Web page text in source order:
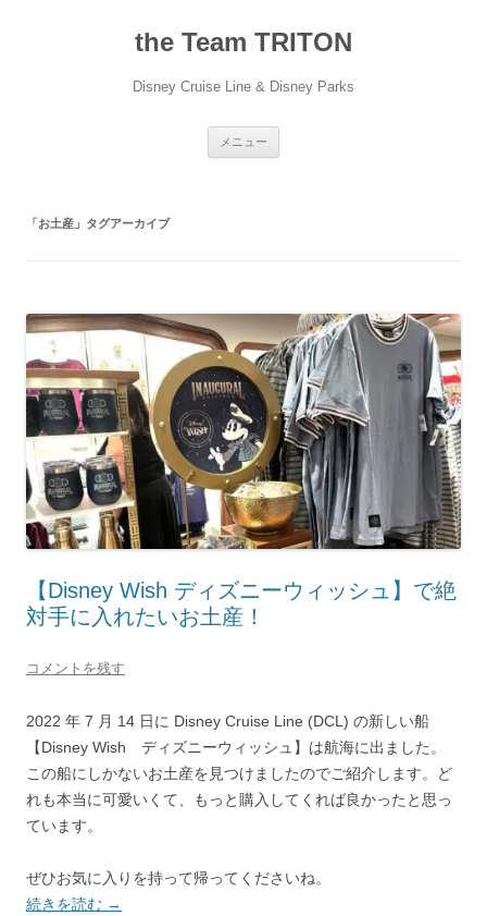
the Team TRITON
Disney Cruise Line & Disney Parks
メニュー
「お土産 」タグアーカイブ
【Disney Wish ディズニーウィッシュ】で絶
対手に入れたいお土産！
コメントを残す
2022 年 7 月 14 日に Disney Cruise Line (DCL) の新しい船
【Disney Wish ディズニーウィッシュ】は航海に出ました。
この船にしかないお土産を見つけましたのでご紹介します。ど
れも本当に可愛いくて、もっと購入してくれば良かったと思っ
ています。
ぜひお気に入りを持って帰ってくださいね。
続きを読む →